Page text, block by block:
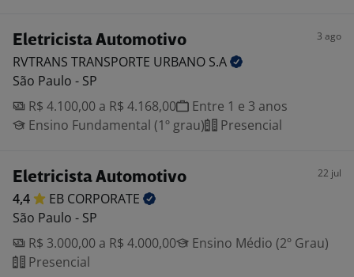
Eletricista Automotivo 3 ago
RVTRANS TRANSPORTE URBANO S.A
São Paulo - SP
R$ 4.100,00 a R$ 4.168,00
Entre 1 e 3 anos
Ensino Fundamental (1º grau)
Presencial
Eletricista Automotivo 22 jul
4,4 EB CORPORATE
São Paulo - SP
R$ 3.000,00 a R$ 4.000,00
Ensino Médio (2º Grau)
Presencial